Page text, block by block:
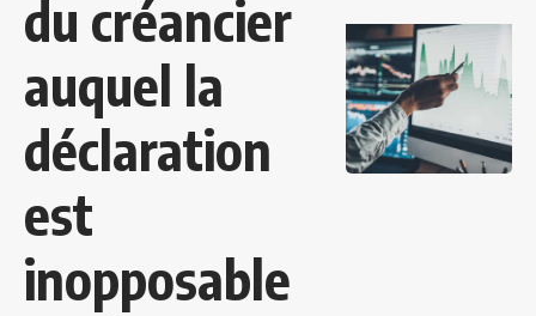
du créancier
auquel la
déclaration
est
inopposable